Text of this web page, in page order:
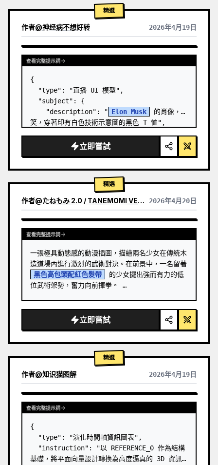
精選
作者@神经病不想好转 2026年4月19日
查看完整提示詞
{
  "type": "直播 UI 模型",
  "subject": {
    "description": "
Elon Musk
的肖像，微
笑，穿著印有白色技術示意圖的黑色 T 恤",
文字的螢幕，右側顯示紅色的 '{argument
name=\"r…
立即嘗試
精選
作者@たねもみ 2.0 / TANEMOMI VER2.0 2026年4月20日
查看完整提示詞
一張極具動態感的動漫插圖，描繪兩名少女在傳統木
黑色高包頭配紅色髮帶
的少女擺出強而有力的低
位武術架勢，奮力向前揮拳。 …
立即嘗試
精選
作者@知识猫图解 2026年4月19日
查看完整提示詞
{
  "type": "演化時間軸資訊圖表",
  "instruction": "以 REFERENCE_0 作為結構
基礎，將平面向量設計轉換為高度逼真的 3D 資訊